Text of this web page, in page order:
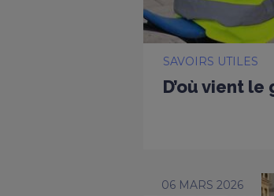
SAVOIRS UTILES
D’où vient
06 MARS 2026